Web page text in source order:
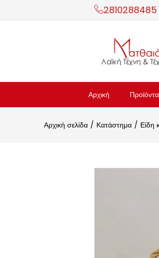
2810288485
Αρχική Προϊόντα
Αρχική σελίδα Κατάστημα Είδη